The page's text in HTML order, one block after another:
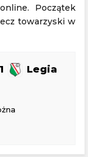
Początek
towarzyski w
Legia